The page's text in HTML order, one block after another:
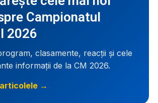
Campionatul
2026
clasamente, reacții și cele
informații de la CM 2026.
→